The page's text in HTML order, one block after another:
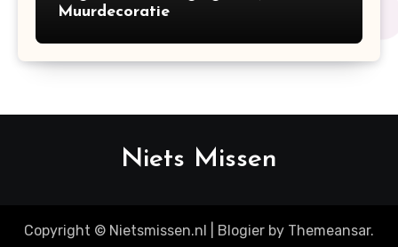
Muurdecoratie
Niets Missen
Copyright © Nietsmissen.nl Blogier by Themeansar.